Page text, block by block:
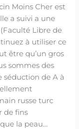
Moins Cher est
a suivi a une
Libre de
à utiliser ce
être qu’un gros
sommes des
séduction de A à
russe turc
de fins
la peau…